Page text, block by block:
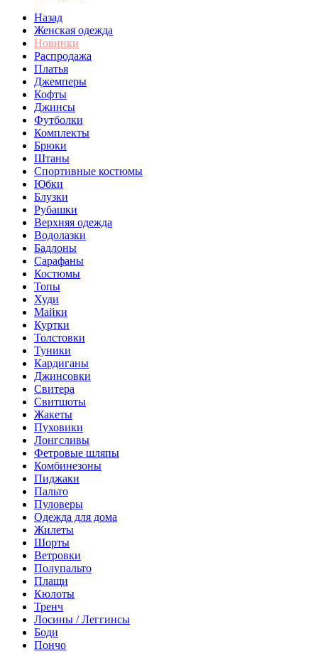
Назад
Женская одежда
Новинки
Распродажа
Платья
Джемперы
Кофты
Джинсы
Футболки
Комплекты
Брюки
Штаны
Спортивные костюмы
Юбки
Блузки
Рубашки
Верхняя одежда
Водолазки
Бадлоны
Сарафаны
Костюмы
Топы
Худи
Майки
Куртки
Толстовки
Туники
Кардиганы
Джинсовки
Свитера
Свитшоты
Жакеты
Пуховики
Лонгсливы
Фетровые шляпы
Комбинезоны
Пиджаки
Пальто
Пуловеры
Одежда для дома
Жилеты
Шорты
Ветровки
Полупальто
Плащи
Кюлоты
Тренч
Лосины / Леггинсы
Боди
Пончо